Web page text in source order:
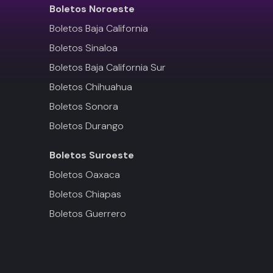
Boletos Noroeste
Boletos Baja California
Boletos Sinaloa
Boletos Baja California Sur
Boletos Chihuahua
Boletos Sonora
Boletos Durango
Boletos Suroeste
Boletos Oaxaca
Boletos Chiapas
Boletos Guerrero